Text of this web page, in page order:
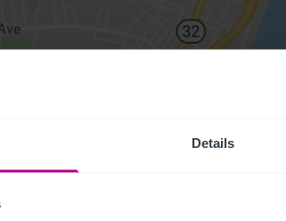
Details